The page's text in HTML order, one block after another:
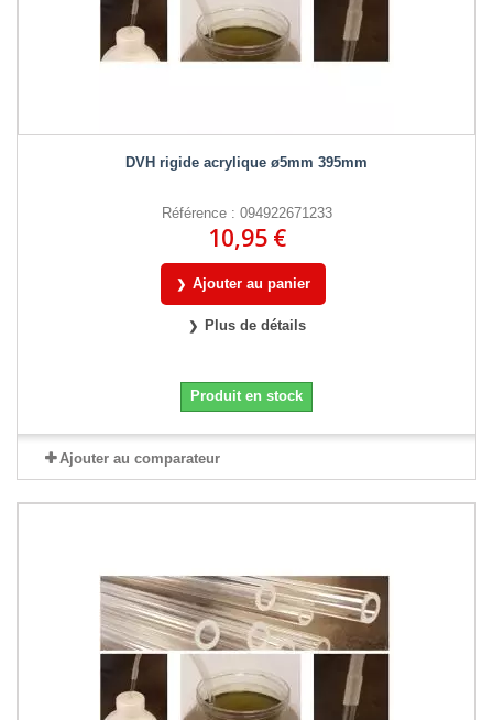
DVH rigide acrylique ø5mm 395mm
Référence : 094922671233
10,95 €
Ajouter au panier
Plus de détails
Produit en stock
Ajouter au comparateur